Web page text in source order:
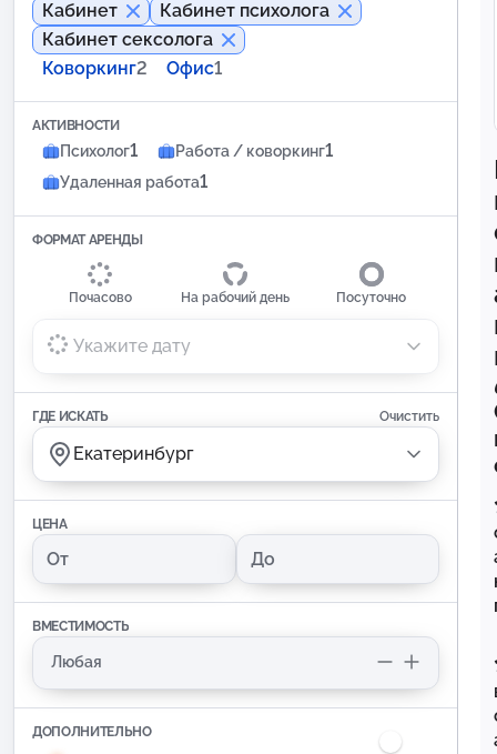
Кабинет
Кабинет психолога
Кабинет сексолога
Коворкинг2 Офис1
АКТИВНОСТИ
Психолог1 Работа / коворкинг1
Удаленная работа1
ФОРМАТ АРЕНДЫ
Почасово На рабочий день Посуточно
Укажите дату
ГДЕ ИСКАТЬ Очистить
Екатеринбург
ЦЕНА
ВМЕСТИМОСТЬ
ДОПОЛНИТЕЛЬНО